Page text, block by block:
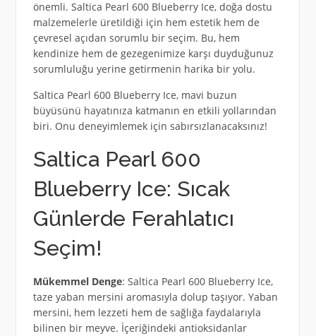
önemli. Saltica Pearl 600 Blueberry Ice, doğa dostu
malzemelerle üretildiği için hem estetik hem de
çevresel açıdan sorumlu bir seçim. Bu, hem
kendinize hem de gezegenimize karşı duyduğunuz
sorumluluğu yerine getirmenin harika bir yolu.
Saltica Pearl 600 Blueberry Ice, mavi buzun
büyüsünü hayatınıza katmanın en etkili yollarından
biri. Onu deneyimlemek için sabırsızlanacaksınız!
Saltica Pearl 600
Blueberry Ice: Sıcak
Günlerde Ferahlatıcı
Seçim!
Mükemmel Denge: Saltica Pearl 600 Blueberry Ice,
taze yaban mersini aromasıyla dolup taşıyor. Yaban
mersini, hem lezzeti hem de sağlığa faydalarıyla
bilinen bir meyve. İçeriğindeki antioksidanlar